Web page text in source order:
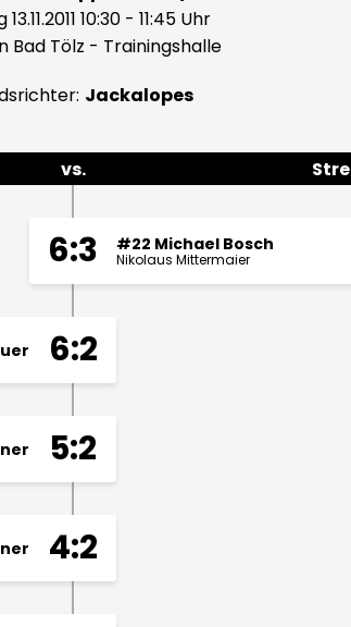
10:30 - 11:45 Uhr
Bad Tölz - Trainingshalle
Jackalopes
vs.
6:3 #22 Michael Bosch
Nikolaus Mittermaier
6:2
5:2
4:2